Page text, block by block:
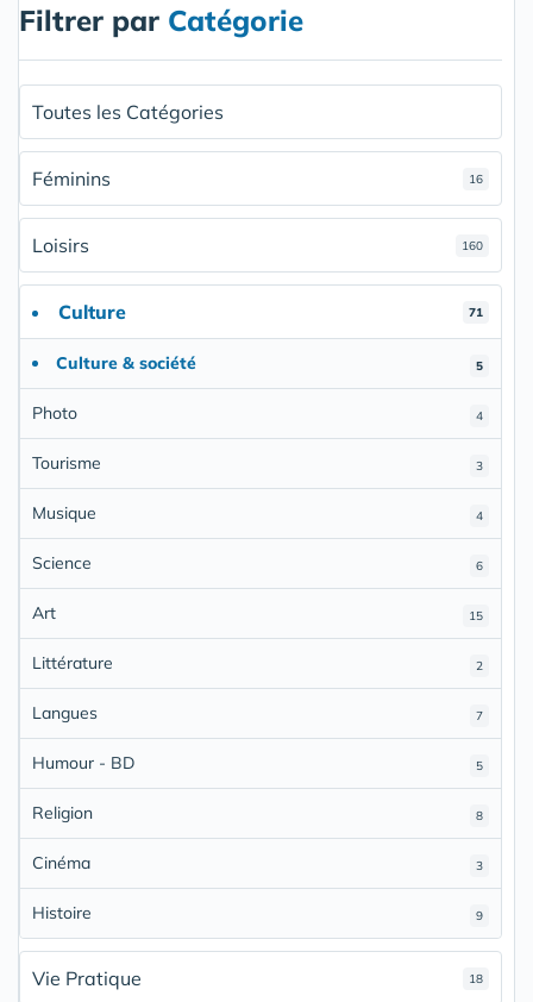
Filtrer par Catégorie
Toutes les Catégories
Féminins 16
Loisirs 160
Culture 71
Culture & société 5
Photo 4
Tourisme 3
Musique 4
Science 6
Art 15
Littérature 2
Langues 7
Humour - BD 5
Religion 8
Cinéma 3
Histoire 9
Vie Pratique 18